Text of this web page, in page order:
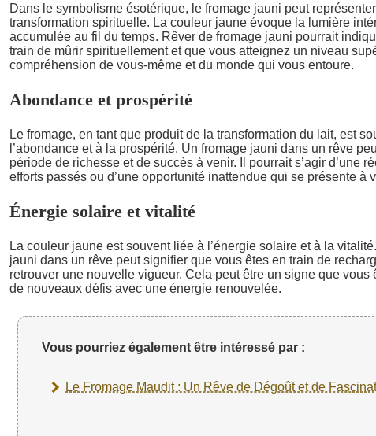
Dans le symbolisme ésotérique, le fromage jauni peut
transformation spirituelle. La couleur jaune évoque la lumière
accumulée au fil du temps. Rêver de fromage jauni pourrait
train de mûrir spirituellement et que vous atteignez un niveau
compréhension de vous-même et du monde qui vous entoure.
Abondance et prospérité
Le fromage, en tant que produit de la transformation du lait, est
l’abondance et à la prospérité. Un fromage jauni dans un rêve
période de richesse et de succès à venir. Il pourrait s’agir d’une
efforts passés ou d’une opportunité inattendue qui se présente à
Énergie solaire et vitalité
La couleur jaune est souvent liée à l’énergie solaire et à la
jauni dans un rêve peut signifier que vous êtes en train de
retrouver une nouvelle vigueur. Cela peut être un signe que vous
de nouveaux défis avec une énergie renouvelée.
Vous pourriez également être intéressé par :
Le Fromage Maudit : Un Rêve de Dégoût et de